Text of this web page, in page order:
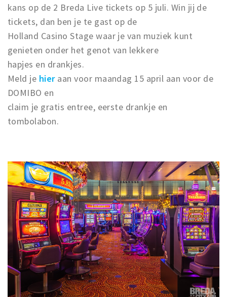
kans op de 2 Breda Live tickets op 5 juli. Win jij de
tickets, dan ben je te gast op de
Holland Casino Stage waar je van muziek kunt
genieten onder het genot van lekkere
hapjes en drankjes.
Meld je hier aan voor maandag 15 april aan voor de
DOMIBO en
claim je gratis entree, eerste drankje en
tombolabon.